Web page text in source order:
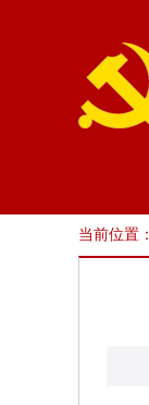
当前位置：